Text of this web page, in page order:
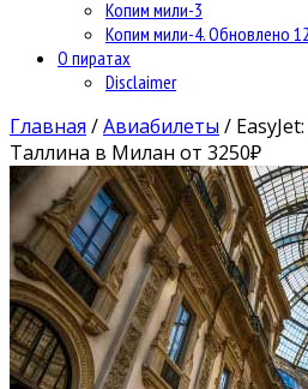
Копим мили-3
Копим мили-4. Обновлено
О пиратах
Disclaimer
Главная /Авиабилеты /
Таллина в Милан от 3250₽